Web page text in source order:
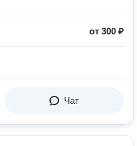
от 300 ₽
Чат